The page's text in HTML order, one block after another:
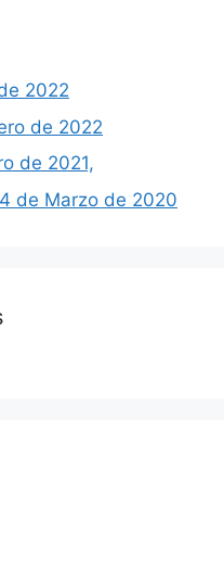
2022
de 2022
de 2021,
de Marzo de 2020